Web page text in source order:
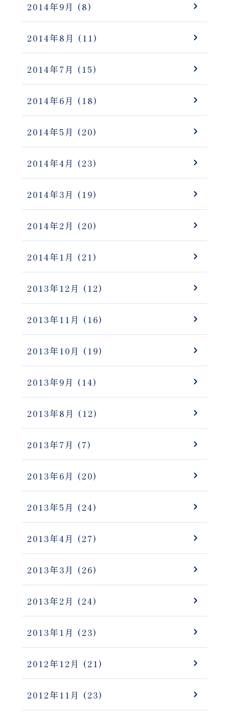
2014年9月 (8)
2014年8月 (11)
2014年7月 (15)
2014年6月 (18)
2014年5月 (20)
2014年4月 (23)
2014年3月 (19)
2014年2月 (20)
2014年1月 (21)
2013年12月 (12)
2013年11月 (16)
2013年10月 (19)
2013年9月 (14)
2013年8月 (12)
2013年7月 (7)
2013年6月 (20)
2013年5月 (24)
2013年4月 (27)
2013年3月 (26)
2013年2月 (24)
2013年1月 (23)
2012年12月 (21)
2012年11月 (23)